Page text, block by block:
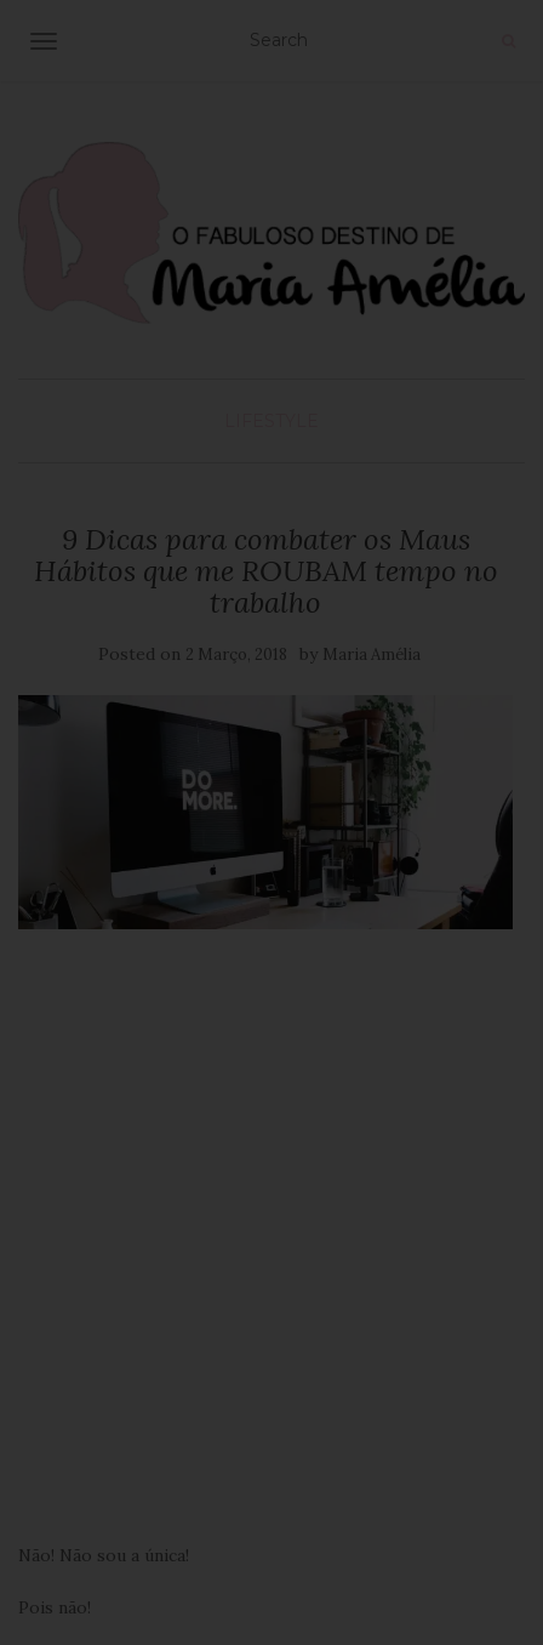
TOGGLE NAVIGATION
9 Dicas para combater os Maus
Hábitos que me ROUBAM tempo no
trabalho
Posted on 2 Março, 2018 by Maria Amélia
Não! Não sou a única!
Pois não!